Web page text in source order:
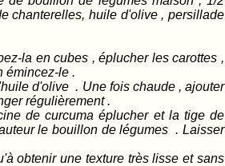
chanterelles, huile d'olive , persillade
la en cubes , éplucher les carottes ,
émincez-le .
d'olive . Une fois chaude , ajouter
régulièrement .
de curcuma éplucher et la tige de
le bouillon de légumes . Laisser
obtenir une texture très lisse et sans